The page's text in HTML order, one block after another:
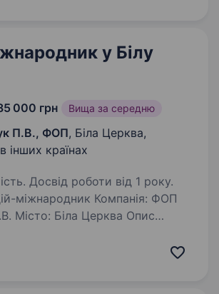
у Білу
000 грн Вища за середню
П.В., ФОП, Біла Церква,
інших країнах
Досвід роботи від 1 року.
міжнародник Компанія: ФОП
Місто: Біла Церква Опис
на міжнародних вантажних